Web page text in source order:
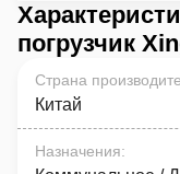
погрузчик
Страна
Китай
Назначения: